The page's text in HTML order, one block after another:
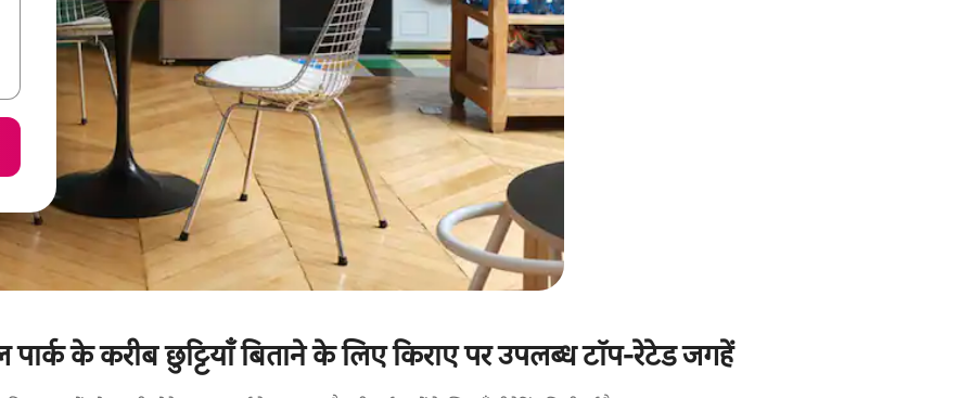
पार्क के करीब छुट्टियाँ बिताने के लिए किराए पर उपलब्ध टॉप-रेटेड जगहें